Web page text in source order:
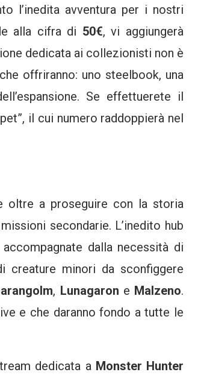
l’inedita avventura per i nostri
alla cifra di 50€, vi aggiungerà
dedicata ai collezionisti non è
offriranno: uno steelbook, una
Se effettuerete il
il cui numero raddoppierà nel
oltre a proseguire con la storia
secondarie. L’inedito hub
dalla necessità di
creature minori da sconfiggere
, Lunagaron e Malzeno.
e che daranno fondo a tutte le
dedicata a Monster Hunter